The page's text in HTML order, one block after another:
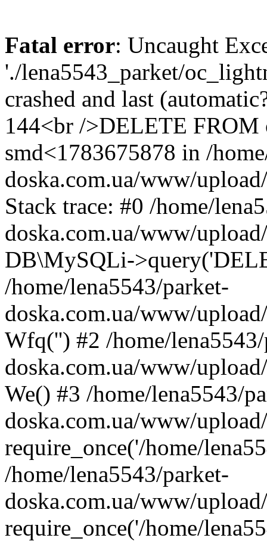
Fatal error: Uncaught
'./lena5543_parket/
crashed and last
144<br />DELETE
smd<1783675878 in /
doska.com.ua/www/
Stack trace: #0 /home/
doska.com.ua/www/
DB\MySQLi-
/home/lena5543/parket-
doska.com.ua/www/
Wfq('') #2 /home/
doska.com.ua/www/
We() #3 /home/lena5543/
doska.com.ua/www/
require_once('/home/
/home/lena5543/parket-
doska.com.ua/www/
require_once('/home/